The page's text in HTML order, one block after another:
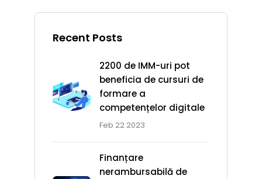
Recent Posts
2200 de IMM-uri pot
beneficia de cursuri de
formare a
competențelor digitale
Feb 22 2023
Finanțare
nerambursabilă de